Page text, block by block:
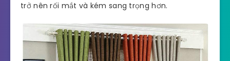
trở nên rối mắt và kém sang trọng hơn.